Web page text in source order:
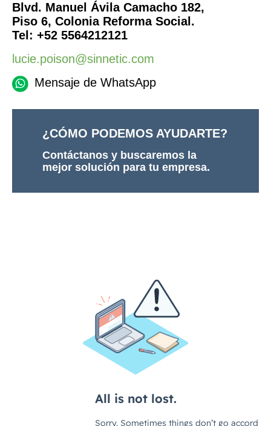
Blvd. Manuel Ávila Camacho 182,
Piso 6, Colonia Reforma Social.
Tel: +52 5564212121
lucie.poison@sinnetic.com
Mensaje de WhatsApp
¿CÓMO PODEMOS AYUDARTE?
Contáctanos y buscaremos la
mejor solución para tu empresa.